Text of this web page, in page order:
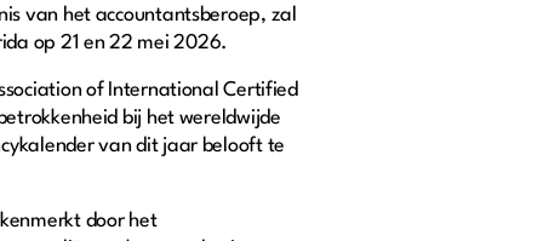
van het accountantsberoep, zal
op 21 en 22 mei 2026.
of International Certified
bij het wereldwijde
van dit jaar belooft te
door het